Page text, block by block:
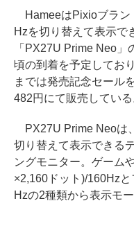
HameeはPixioブラン
Hzを切り替えて表示で
「PX27U Prime Neo
頃の到着を予定してお
までは発売記念セール
482円にて販売している
PX27U Prime Neoは
切り替えて表示できる
ングモニター。ゲーム
×2,160ドット)/160Hz
Hzの2種類から表示モ